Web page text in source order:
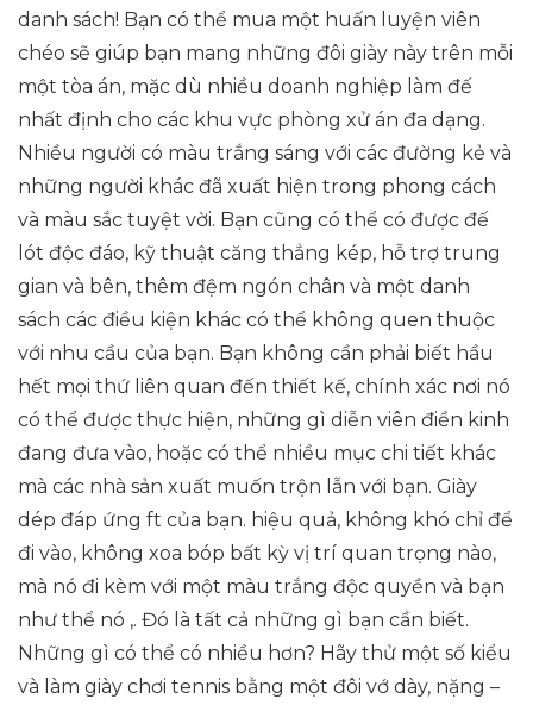
danh sách! Bạn có thể mua một huấn luyện viên
chéo sẽ giúp bạn mang những đôi giày này trên mỗi
một tòa án, mặc dù nhiều doanh nghiệp làm đế
nhất định cho các khu vực phòng xử án đa dạng.
Nhiều người có màu trắng sáng với các đường kẻ và
những người khác đã xuất hiện trong phong cách
và màu sắc tuyệt vời. Bạn cũng có thể có được đế
lót độc đáo, kỹ thuật căng thẳng kép, hỗ trợ trung
gian và bên, thêm đệm ngón chân và một danh
sách các điều kiện khác có thể không quen thuộc
với nhu cầu của bạn. Bạn không cần phải biết hầu
hết mọi thứ liên quan đến thiết kế, chính xác nơi nó
có thể được thực hiện, những gì diễn viên điền kinh
đang đưa vào, hoặc có thể nhiều mục chi tiết khác
mà các nhà sản xuất muốn trộn lẫn với bạn. Giày
dép đáp ứng ft của bạn. hiệu quả, không khó chỉ để
đi vào, không xoa bóp bất kỳ vị trí quan trọng nào,
mà nó đi kèm với một màu trắng độc quyền và bạn
như thể nó ,. Đó là tất cả những gì bạn cần biết.
Những gì có thể có nhiều hơn? Hãy thử một số kiểu
và làm giày chơi tennis bằng một đôi vớ dày, nặng –